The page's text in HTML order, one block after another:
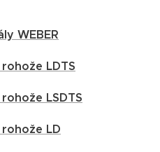
WEBER
LDTS
LSDTS
LD